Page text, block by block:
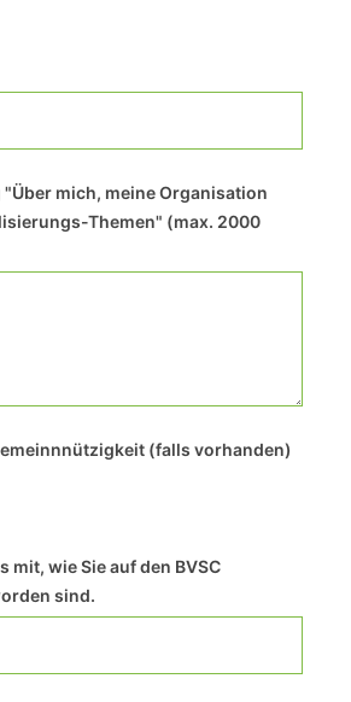
mich, meine Organisation
Themen" (max. 2000
(falls vorhanden)
mit, wie Sie auf den BVSC
sind.